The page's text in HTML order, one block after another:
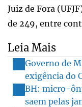
Juiz de Fora
de 249, entre
Leia Mais
Governo de
exigência do
BH: micro-
saem pelas